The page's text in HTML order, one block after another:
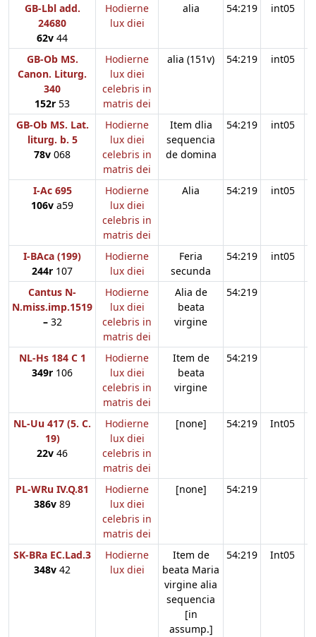
GB-Lbl add.
24680
62v 44
Hodierne
lux diei
alia 54:219 int05
GB-Ob MS.
Canon. Liturg.
340
152r 53
Hodierne
lux diei
celebris in
matris dei
alia (151v) 54:219 int05
GB-Ob MS. Lat.
liturg. b. 5
78v 068
Hodierne
lux diei
celebris in
matris dei
Item dlia
sequencia
de domina
54:219 int05
I-Ac 695
106v a59
Hodierne
lux diei
celebris in
matris dei
Alia 54:219 int05
I-BAca (199)
244r 107
Hodierne
lux diei
Feria
secunda
54:219 int05
Cantus N-
N.miss.imp.1519
–32
Hodierne
lux diei
celebris in
matris dei
Alia de
beata
virgine
54:219
NL-Hs 184 C 1
349r 106
Hodierne
lux diei
celebris in
matris dei
Item de
beata
virgine
54:219
NL-Uu 417 (5. C.
19)
22v 46
Hodierne
lux diei
celebris in
matris dei
[none] 54:219 Int05
PL-WRu IV.Q.81
386v 89
Hodierne
lux diei
celebris in
matris dei
[none] 54:219
SK-BRa EC.Lad.3
348v 42
Hodierne
lux diei
Item de
beata Maria
virgine alia
sequencia
[in
assump.]
54:219 Int05